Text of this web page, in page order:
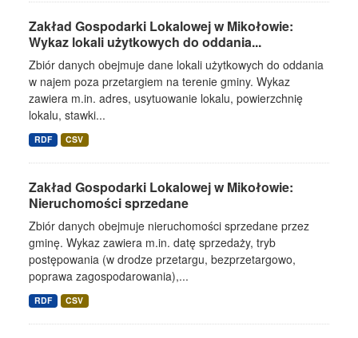
Zakład Gospodarki Lokalowej w Mikołowie:
Wykaz lokali użytkowych do oddania...
Zbiór danych obejmuje dane lokali użytkowych do oddania
w najem poza przetargiem na terenie gminy. Wykaz
zawiera m.in. adres, usytuowanie lokalu, powierzchnię
lokalu, stawki...
RDF CSV
Zakład Gospodarki Lokalowej w Mikołowie:
Nieruchomości sprzedane
Zbiór danych obejmuje nieruchomości sprzedane przez
gminę. Wykaz zawiera m.in. datę sprzedaży, tryb
postępowania (w drodze przetargu, bezprzetargowo,
poprawa zagospodarowania),...
RDF CSV